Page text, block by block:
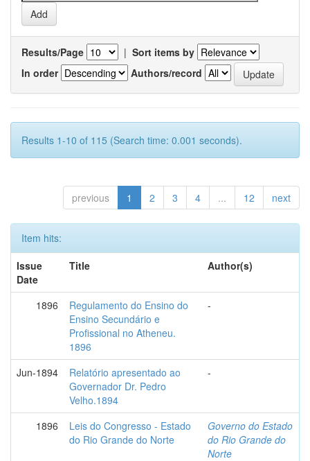
Results/Page | Sort items by
In order
Authors/record
Results 1-10 of 115 (Search time: 0.001 seconds).
previous 1 2 3 4 ... 12 next
Item hits:
Issue
Date
Title Author(s)
1896
Regulamento do Ensino do
Ensino Secundário e
Profissional no Atheneu.
1896
-
Jun-1894
Relatório apresentado ao
Governador Dr. Pedro
Velho.1894
-
1896
Leis do Congresso - Estado
do Rio Grande do Norte
Governo do Estado
do Rio Grande do
Norte